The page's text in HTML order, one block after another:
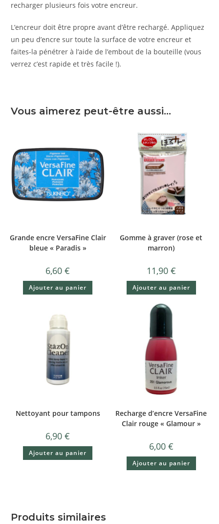
recharger plusieurs fois votre encreur.
L’encreur doit être propre avant d’être rechargé. Appliquez
un peu d’encre sur toute la surface de votre encreur et
faites-la pénétrer à l’aide de l’embout de la bouteille (vous
verrez c’est rapide et très facile !).
Vous aimerez peut-être aussi…
Grande encre VersaFine Clair
bleue « Paradis »
6,60€
Ajouter au panier
Gomme à graver (rose et
marron)
11,90 €
Ajouter au panier
Nettoyant pour tampons
6,90€
Ajouter au panier
Recharge d’encre VersaFine
Clair rouge « Glamour »
6,00 €
Ajouter au panier
Produits similaires